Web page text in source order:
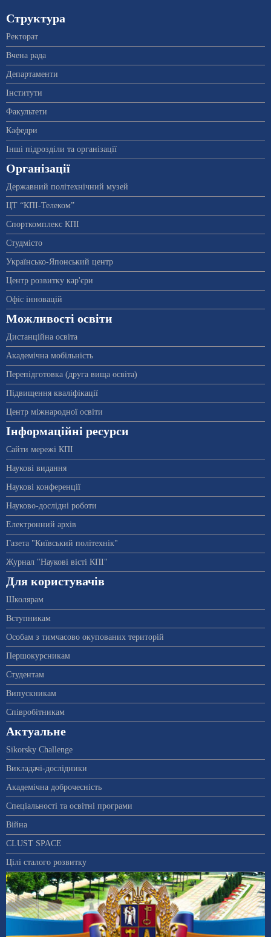
Структура
Ректорат
Вчена рада
Департаменти
Інститути
Факультети
Кафедри
Інші підрозділи та організації
Організації
Державний політехнічний музей
ЦТ “КПІ-Телеком”
Спорткомплекс КПІ
Студмісто
Українсько-Японський центр
Центр розвитку кар'єри
Офіс інновацій
Можливості освіти
Дистанційна освіта
Академічна мобільність
Перепідготовка (друга вища освіта)
Підвищення кваліфікації
Центр міжнародної освіти
Інформаційні ресурси
Сайти мережі КПІ
Наукові видання
Наукові конференції
Науково-дослідні роботи
Електронний архів
Газета "Київський політехнік"
Журнал "Наукові вісті КПІ"
Для користувачів
Школярам
Вступникам
Особам з тимчасово окупованих територій
Першокурсникам
Студентам
Випускникам
Співробітникам
Актуальне
Sikorsky Challenge
Викладачі-дослідники
Академічна доброчесність
Спеціальності та освітні програми
Війна
CLUST SPACE
Цілі сталого розвитку